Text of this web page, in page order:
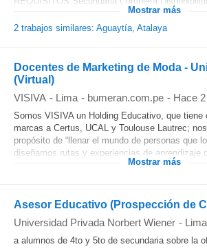
Mostrar más
2 trabajos similares: Aguaytía, Atalaya
Docentes de Marketing de Moda -
(Virtual)
VISIVA - Lima - bumeran.com.pe - Hace
Somos VISIVA un Holding Educativo, que tiene
marcas a Certus, UCAL y Toulouse Lautrec;
propósito de “llenar el mundo de personas que
diseñamos rutas y experiencias de aprendizaje
Mostrar más
Asesor Educativo (Prospección de
Universidad Privada Norbert Wiener - Lima
a alumnos de 4to y 5to de secundaria sobre la